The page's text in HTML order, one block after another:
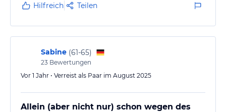
Hilfreich Teilen
Sabine (61-65)
23 Bewertungen
Vor 1 Jahr • Verreist als Paar im August 2025
Allein (aber nicht nur) schon wegen des